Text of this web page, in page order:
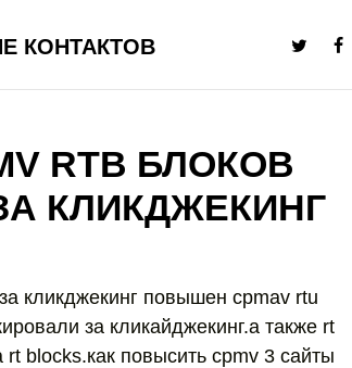
КОНТАКТОВ
RTB БЛОКОВ
КЛИКДЖЕКИНГ
кликджекинг повышен cpmav rtu
за кликайджекинг.а также rt
blocks.как повысить сpmv 3 сайты